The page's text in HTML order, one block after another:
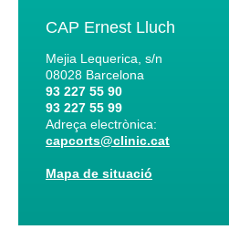
CAP Ernest Lluch
Mejia Lequerica, s/n
08028 Barcelona
93 227 55 90
93 227 55 99
Adreça electrònica:
capcorts@clinic.cat
Mapa de situació